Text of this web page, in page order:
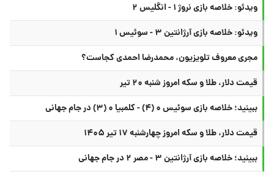
ویدئو: خلاصه بازی نروژ ۱ - انگلیس ۲
ویدئو: خلاصه بازی آرژانتین ۳ - سوئیس ۱
مجری معروف تلویزیون، محمدرضا احمدی کجاست؟
قیمت دلار، طلا و سکه امروز شنبه ۲۰ تیر
ببینید؛ خلاصه بازی سوئیس ۰ (۴) - کلمبیا ۰ (۳) در جام جهانی
قیمت دلار، طلا و سکه امروز چهارشنبه ۱۷ تیر ۱۴۰۵
ببینید؛ خلاصه بازی آرژانتین ۳ - مصر ۲ در جام جهانی